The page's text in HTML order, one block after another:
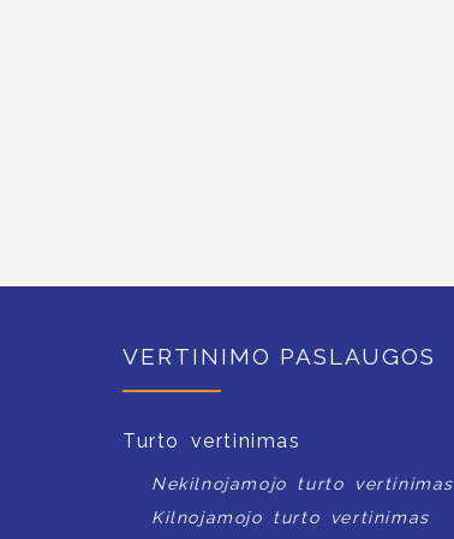
VERTINIMO PASLAUGOS
Turto vertinimas
Nekilnojamojo turto vertinimas
Kilnojamojo turto vertinimas